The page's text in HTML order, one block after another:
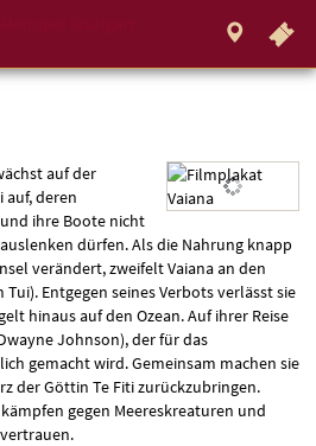
Aktueller
Standort:
Weitere
auf der
deren
ihre Boote nicht
dürfen. Als die Nahrung knapp
verändert, zweifelt Vaiana an den
Tui). Entgegen seines Verbots verlässt sie
hinaus auf den Ozean. Auf ihrer Reise
Johnson), der für das
gemacht wird. Gemeinsam machen sie
der Göttin Te Fiti zurückzubringen.
gegen Meereskreaturen und